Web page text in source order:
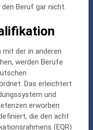
Beruf gar nicht.
mit der in anderen
werden Berufe
Das erleichtert
und
erworben
die den acht
(EQR)